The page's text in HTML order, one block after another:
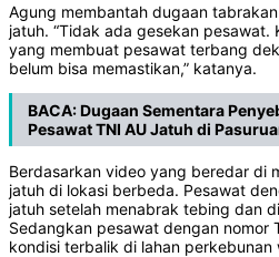
Agung membantah dugaan
jatuh. “Tidak ada gesekan pesawat.
yang membuat pesawat terbang
belum bisa memastikan,” katanya.
BACA:Dugaan Sementara
Pesawat TNI AU Jatuh di
Berdasarkan video yang beredar di
jatuh di lokasi berbeda. Pesawat
jatuh setelah menabrak tebing dan
Sedangkan pesawat dengan nomor
kondisi terbalik di lahan perkebunan